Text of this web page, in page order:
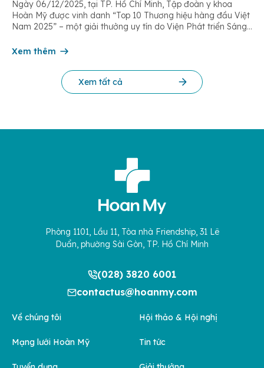
Ngày 06/12/2025, tại TP. Hồ Chí Minh, Tập đoàn y khoa
Hoàn Mỹ được vinh danh “Top 10 Thương hiệu hàng đầu Việt
Nam 2025” – một giải thưởng uy tín do Viện Phát triển Sáng
cứu Phát triển Doanh nghiệp Châu Á […]
Xem thêm
Xem tất cả
Phòng 1101, Lầu 11, Tòa nhà Friendship, 31 Lê
Duẩn, phường Sài Gòn, TP. Hồ Chí Minh
(028) 3820 6001
contactus@hoanmy.com
Về chúng tôi
Mạng lưới Hoàn Mỹ
Hội thảo & Hội nghị
Tin tức